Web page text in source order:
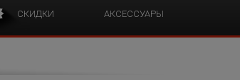
СКИДКИ АКСЕССУАРЫ